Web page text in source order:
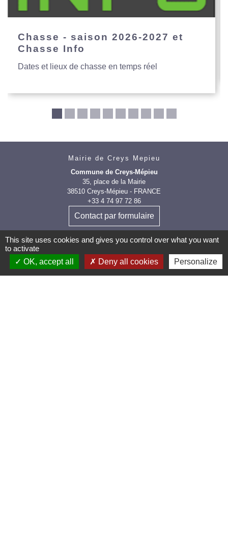
Chasse - saison 2026-2027 et
Chasse Info
Dates et lieux de chasse en temps réel
Mairie de Creys Mepieu
Commune de Creys-Mépieu
35, place de la Mairie
38510 Creys-Mépieu - FRANCE
+33 4 74 97 72 86
Contact par formulaire
This site uses cookies and gives you control over what you want
to activate
OK, accept all
Deny all cookies Personalize